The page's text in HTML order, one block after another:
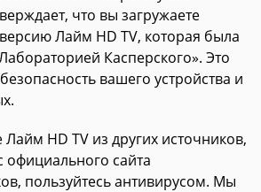
что вы загружаете
Лайм HD TV, которая была
Касперского». Это
вашего устройства и
Лайм HD TV из других источников,
официального сайта
пользуйтесь антивирусом. Мы